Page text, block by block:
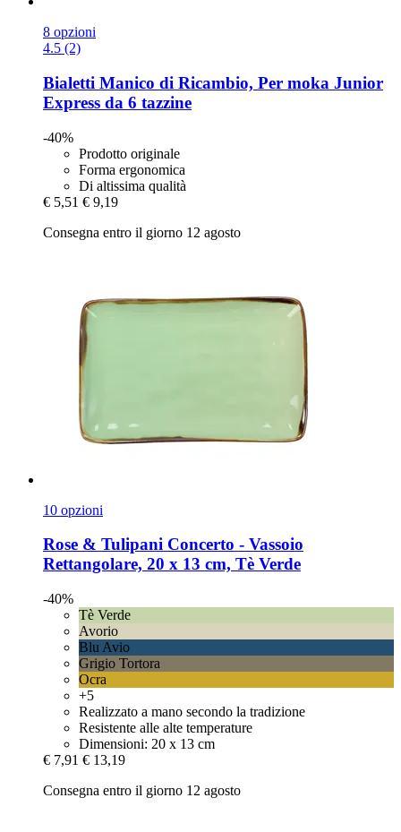
8 opzioni
4.5 (2)
Bialetti Manico di Ricambio, Per moka Junior
Express da 6 tazzine
-40%
Prodotto originale
Forma ergonomica
Di altissima qualità
€ 5,51 € 9,19
Consegna entro il giorno 12 agosto
10 opzioni
Rose & Tulipani Concerto -​ Vassoio
Rettangolare, 20 x 13 cm, Tè Verde
-40%
Tè Verde
Avorio
Blu Avio
Grigio Tortora
Ocra
+5
Realizzato a mano secondo la tradizione
Resistente alle alte temperature
Dimensioni: 20 x 13 cm
€ 7,91 € 13,19
Consegna entro il giorno 12 agosto